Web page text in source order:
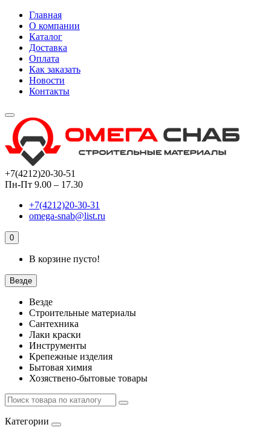
Главная
О компании
Каталог
Доставка
Оплата
Как заказать
Новости
Контакты
+7(4212)20-30-51
Пн-Пт 9.00 – 17.30
+7(4212)20-30-31
omega-snab@list.ru
0
В корзине пусто!
Везде
Везде
Строительные материалы
Сантехника
Лаки краски
Инструменты
Крепежные изделия
Бытовая химия
Хозяствено-бытовые товары
Категории